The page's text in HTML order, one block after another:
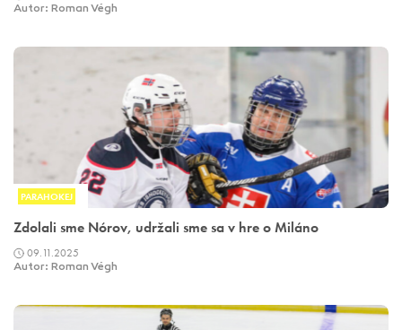
Autor: Roman Végh
PARAHOKEJ
Zdolali sme Nórov, udržali sme sa v hre o Miláno
09.11.2025
Autor: Roman Végh